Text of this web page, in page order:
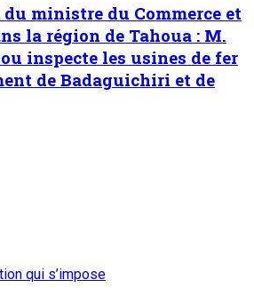
ministre du Commerce et
la région de Tahoua : M.
inspecte les usines de fer
de Badaguichiri et de
qui s’impose